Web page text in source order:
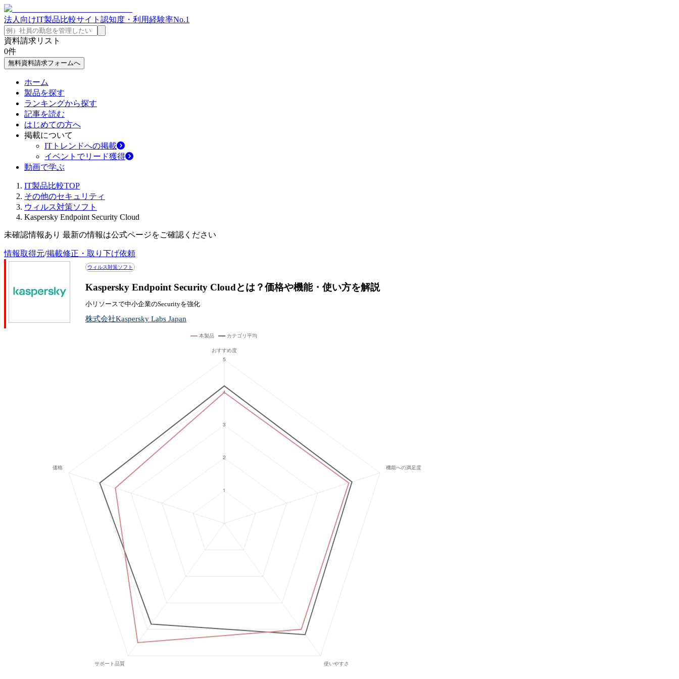
法人向けIT製品比較サイト 認知度・利用経験率No.1
資料請求リスト
0件
無料資料請求フォームへ
ホーム
製品を探す
ランキングから探す
記事を読む
はじめての方へ
掲載について
ITトレンドへの掲載
イベントでリード獲得
動画で学ぶ
IT製品比較TOP
その他のセキュリティ
ウィルス対策ソフト
Kaspersky Endpoint Security Cloud
未確認情報あり 最新の情報は公式ページをご確認ください
情報取得元/掲載修正・取り下げ依頼
ウィルス対策ソフト
Kaspersky Endpoint Security Cloudとは？価格や機能・使い方を解説
小リソースで中小企業のSecurityを強化
株式会社Kaspersky Labs Japan